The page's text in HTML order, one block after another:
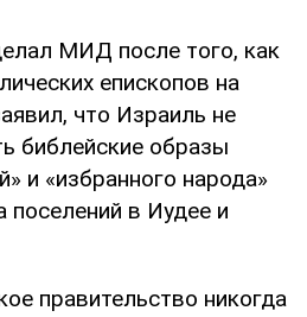
МИД после того, как
епископов на
что Израиль не
библейские образы
и «избранного народа»
поселений в Иудее и
правительство никогда